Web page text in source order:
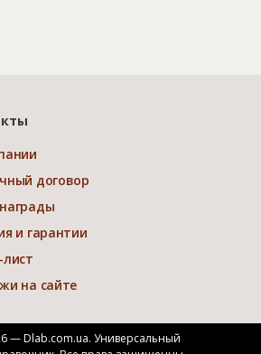
договор
и гарантии
на сайте
— Dlab.com.ua. Универсальный